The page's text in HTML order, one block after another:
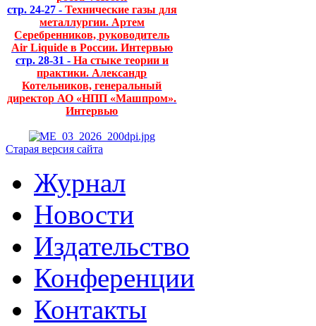
стр. 24-27 - Технические газы для
металлургии. Артем
Серебренников, руководитель
Air Liquide в России. Интервью
стр. 28-31 - На стыке теории и
практики. Александр
Котельников, генеральный
директор АО «НПП «Машпром».
Интервью
Старая версия сайта
Журнал
Новости
Издательство
Конференции
Контакты